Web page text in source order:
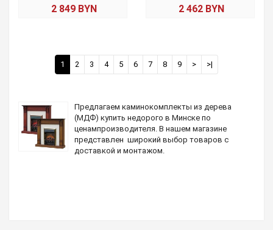
2 849 BYN 2 462 BYN
1 2 3 4 5 6 7 8 9 > >|
Предлагаем каминокомплекты из дерева
(МДФ) купить недорого в Минске по
ценампроизводителя. В нашем магазине
представлен широкий выбор товаров с
доставкой и монтажом.